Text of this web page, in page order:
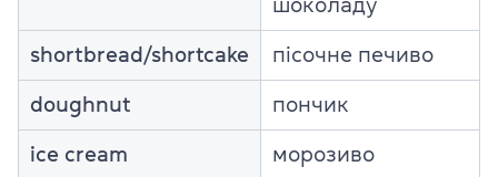
шоколаду
shortbread/shortcake пісочне печиво
doughnut пончик
ice cream морозиво